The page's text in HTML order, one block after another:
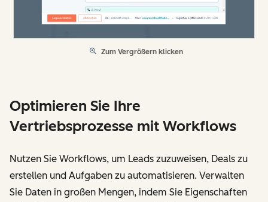
Zum Vergrößern klicken
Optimieren Sie Ihre
Vertriebsprozesse mit Workflows
Nutzen Sie Workflows, um Leads zuzuweisen, Deals zu
erstellen und Aufgaben zu automatisieren. Verwalten
Sie Daten in großen Mengen, indem Sie Eigenschaften